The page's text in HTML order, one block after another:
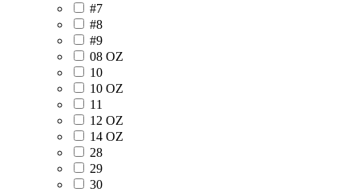
#7
#8
#9
08 OZ
10
10 OZ
11
12 OZ
14 OZ
28
29
30